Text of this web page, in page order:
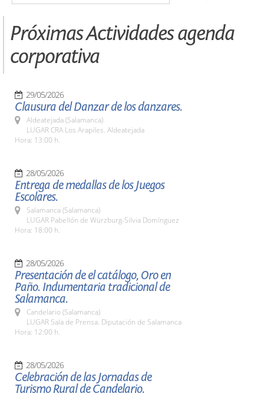
Próximas Actividades agenda
corporativa
29/05/2026
Clausura del Danzar de los danzares.
Aldeatejada (Salamanca)
LUGAR CRA Los Arapiles. Aldeatejada
Hora: 13:00 h.
28/05/2026
Entrega de medallas de los Juegos
Escolares.
Salamanca (Salamanca)
LUGAR Pabellón de Würzburg-Silvia Domínguez
Hora: 18:00 h.
28/05/2026
Presentación de el catálogo, Oro en
Paño. Indumentaria tradicional de
Salamanca.
Candelario (Salamanca)
LUGAR Sala de Prensa. Diputación de Salamanca
Hora: 12:00 h.
28/05/2026
Celebración de las Jornadas de
Turismo Rural de Candelario.